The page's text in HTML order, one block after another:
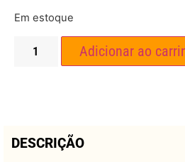
Em estoque
Adicionar ao
DESCRIÇÃO